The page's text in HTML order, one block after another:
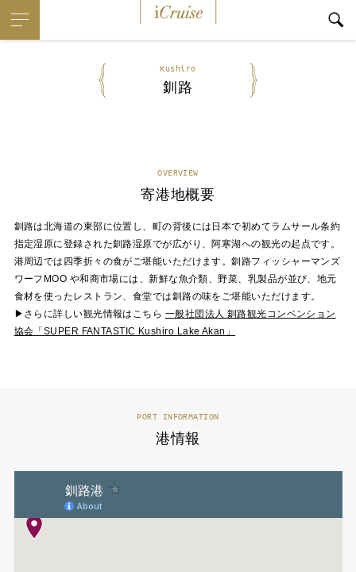
Kushiro
釧路
OVERVIEW
寄港地概要
釧路は北海道の東部に位置し、町の背後には日本で初めてラムサール条約
指定湿原に登録された釧路湿原でが広がり、阿寒湖への観光の起点です。
港周辺では四季折々の食がご堪能いただけます。釧路フィッシャーマンズ
ワーフMOO や和商市場には、新鮮な魚介類、野菜、乳製品が並び、地元
食材を使ったレストラン、食堂では釧路の味をご堪能いただけます。
▶さらに詳しい観光情報はこちら 一般社団法人 釧路観光コンベンション
協会「SUPER FANTASTIC Kushiro Lake Akan」
PORT INFORMATION
港情報